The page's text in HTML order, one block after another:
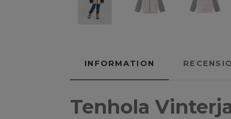
INFORMATION
Tenhola